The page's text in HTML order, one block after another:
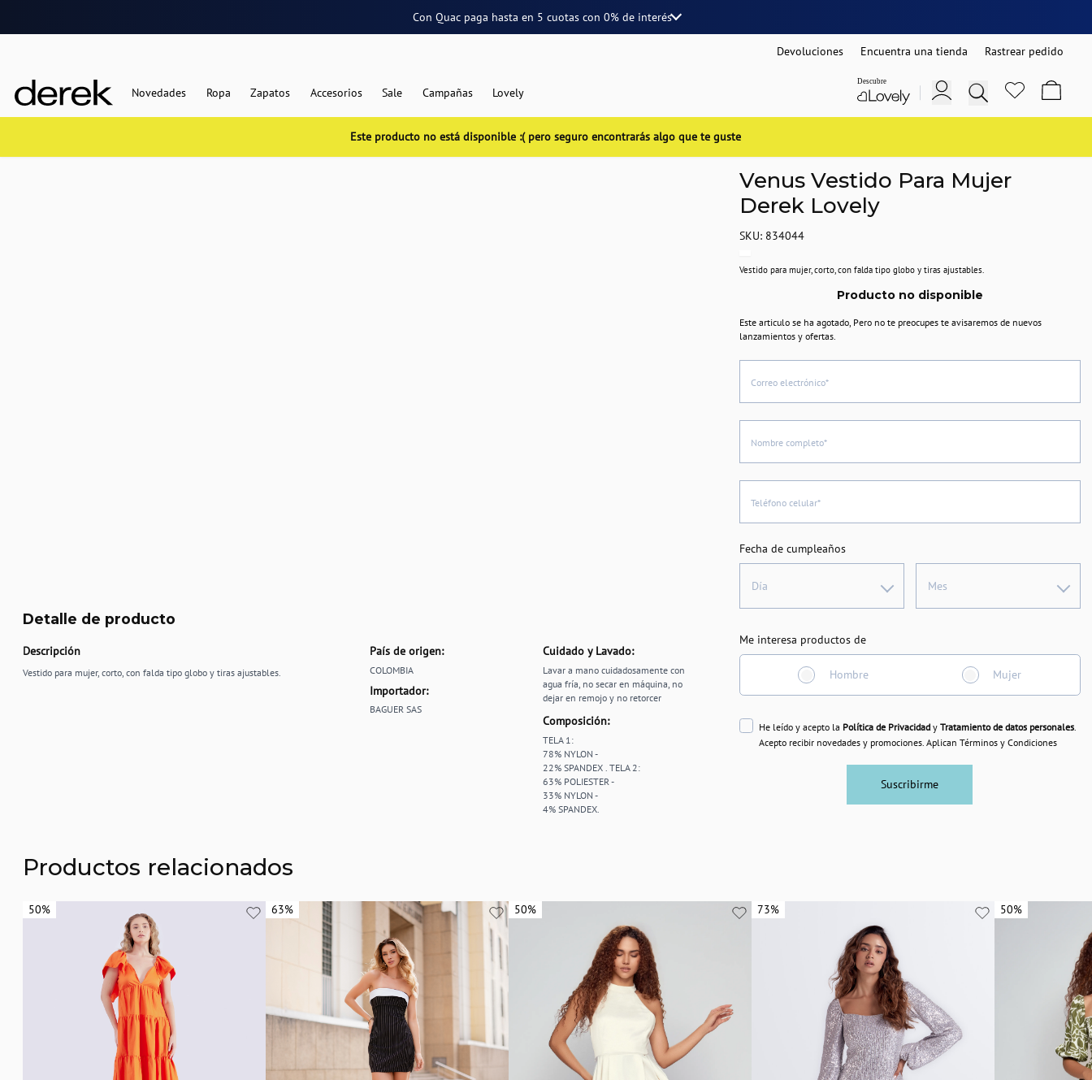
Con Quac paga hasta en 5 cuotascon 0% de interés
Devoluciones Encuentra una tienda Rastrear pedido
Novedades Ropa Zapatos Accesorios Sale Campañas Lovely
Este producto no está disponible :( pero seguro encontrarás algo que te guste
Detalle de producto
Descripción
Vestido para mujer, corto, con falda tipo globo y tiras ajustables.
País de origen:
COLOMBIA
Importador:
BAGUER SAS
Cuidado y Lavado:
Lavar a mano cuidadosamente con
agua fría, no secar en máquina, no
dejar en remojo y no retorcer
Composición:
TELA 1:
78% NYLON -
22% SPANDEX . TELA 2:
63% POLIESTER -
33% NYLON -
4% SPANDEX.
Venus Vestido Para Mujer
Derek Lovely
SKU: 834044
Vestido para mujer, corto, con falda tipo globo y tiras ajustables.
Producto no disponible
Este articulo se ha agotado, Pero no te preocupes te avisaremos de nuevos
lanzamientos y ofertas.
Correo electrónico*
Nombre completo*
Teléfono celular*
Fecha de cumpleaños
Día Mes
Me interesa productos de
Hombre Mujer
He leído y acepto la Política de PrivacidadyTratamiento de datos personales.
Acepto recibir novedades y promociones. Aplican Términos y Condiciones
Suscribirme
Productos relacionados
50%
50% 63%
63% 50%
50% 73%
73% 50%
50%